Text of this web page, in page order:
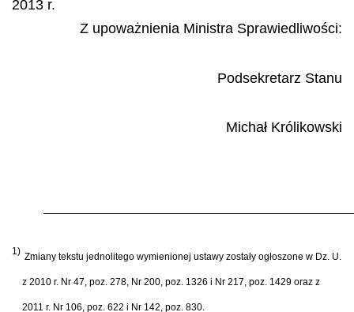
2013 r.
Z upoważnienia Ministra Sprawiedliwości:
Podsekretarz Stanu
Michał Królikowski
1) Zmiany tekstu jednolitego wymienionej ustawy zostały ogłoszone w Dz. U.
z 2010 r. Nr 47, poz. 278, Nr 200, poz. 1326 i Nr 217, poz. 1429 oraz z
2011 r. Nr 106, poz. 622 i Nr 142, poz. 830.